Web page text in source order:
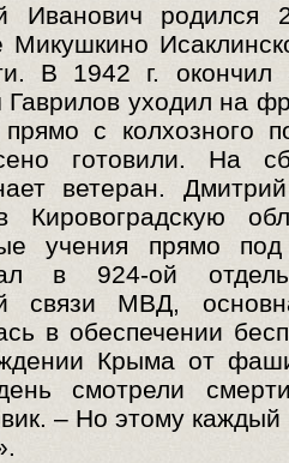
Иванович родился
В 1942 г. окончил
уходил на
прямо с колхозного
готовили. На
ветеран.
учения прямо
в 924-ой
связи МВД,
в обеспечении
Крыма от
смотрели
– Но этому